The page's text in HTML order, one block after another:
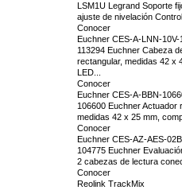
LSM1U Legrand Soporte
ajuste de nivelación
Conocer
Euchner CES-A-LNN-10V-
113294 Euchner Cabeza
rectangular, medidas 42 x
LED...
Conocer
Euchner CES-A-BBN-
106600 Euchner Actuador
medidas 42 x 25 mm,
Conocer
Euchner CES-AZ-AES-02B
104775 Euchner
2 cabezas de lectura
Conocer
Reolink TrackMix